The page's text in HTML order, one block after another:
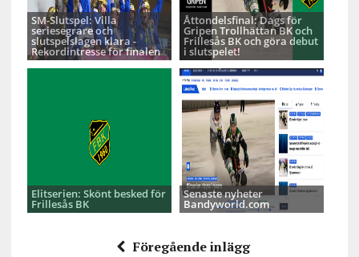
SM-Slutspel: Villa
seriesegrare och
slutspelslagen klara -
Rekordintresse för finalen
Åttondelsfinal: Dags för
Gripen Trollhättan BK och
Frillesås BK och göra debut
i slutspelet!
Elitserien: Skönt besked för
Frillesås BK
Senaste nyheter
Bandyworld.com
Föregående inlägg